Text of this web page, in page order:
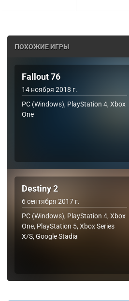
ПОХОЖИЕ ИГРЫ
Fallout 76
14 ноября 2018 г.
PC (Windows), PlayStation 4, Xbox
One
Destiny 2
6 сентября 2017 г.
PC (Windows), PlayStation 4, Xbox
One, PlayStation 5, Xbox Series
X/S, Google Stadia